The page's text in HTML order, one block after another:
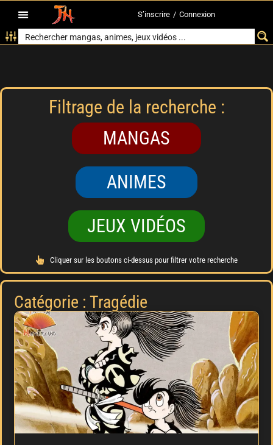
S’inscrire / Connexion
Filtrage de la recherche :
MANGAS
ANIMES
JEUX VIDÉOS
Cliquer sur les boutons ci-dessus pour filtrer votre recherche
Catégorie : Tragédie